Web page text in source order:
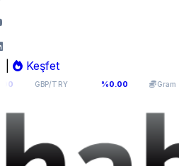
Keşfet
TRY 64,131 %0.00 Gram Altın